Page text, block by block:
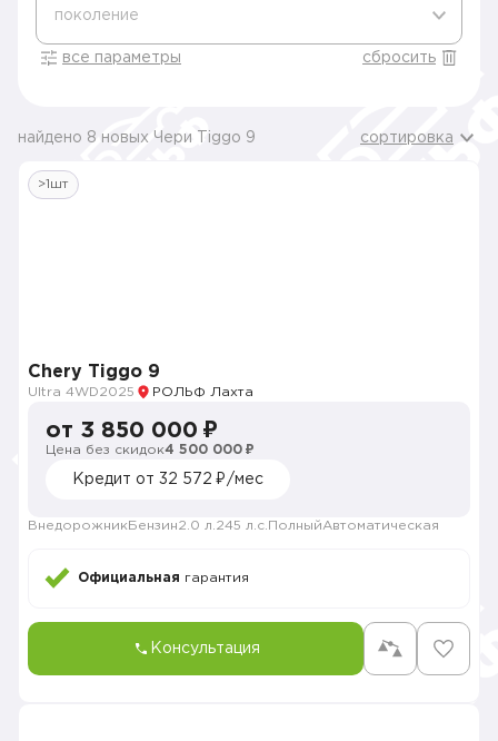
поколение
все параметры сбросить
найдено 8 новых Чери Tiggo 9 сортировка
>1шт
Chery Tiggo 9
Ultra 4WD2025 РОЛЬФ Лахта
от 3 850 000 ₽
Цена без скидок4 500 000 ₽
Кредит от 32 572 ₽/мес
Внедорожник Бензин2.0 л. 245 л.с. ПолныйАвтоматическая
Официальная гарантия
Консультация